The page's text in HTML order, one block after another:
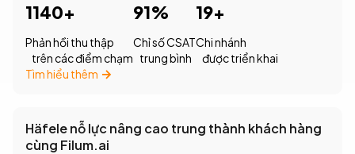
1140+
Phản hồi thu thập
trên các điểm chạm
91%
Chỉ số CSAT
trung bình
19+
Chi nhánh
được triển khai
Tìm hiểu thêm
Häfele nỗ lực nâng cao trung thành khách hàng
cùng Filum.ai